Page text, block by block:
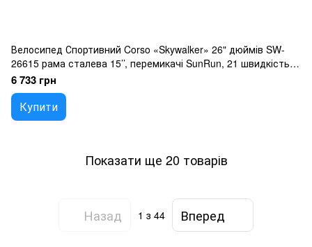
Велосипед Спортивний Corso «Skywalker» 26" дюймів SW-
26615 рама сталева 15’’, перемикачі SunRun, 21 швидкість,
зібран на 75
6 733 грн
Купити
Показати ще 20 товарів
Назад 1 з 44 Вперед